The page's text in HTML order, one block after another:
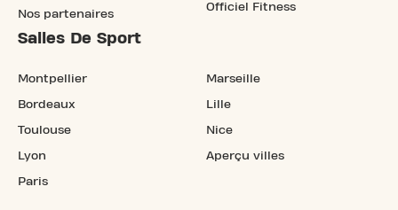
Nos partenaires
Officiel Fitness
Salles De Sport
Montpellier
Bordeaux
Toulouse
Lyon
Paris
Marseille
Lille
Nice
Aperçu villes